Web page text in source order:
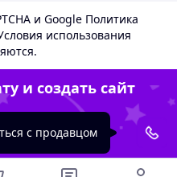
и Google Политика
использования
и создать сайт
сайтс продавцом